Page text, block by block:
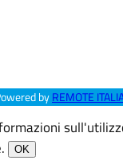
byREMOTE
OK